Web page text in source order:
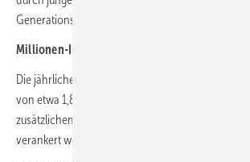
Generationswechsel durch Betriebsübernahmen.
Millionen-Investition in berufliche Bildung
Die jährlichen Kosten für das Land werden sich
von etwa 1,8 Millionen auf 3,6 Millionen Euro
zusätzlichen Mittel sollen im geplanten
verankert werden.